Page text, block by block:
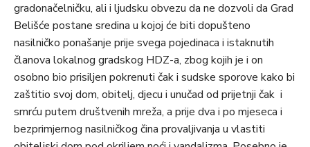
gradonačelničku, ali i ljudsku obvezu da ne dozvoli da Grad
Belišće postane sredina u kojoj će biti dopušteno
nasilničko ponašanje prije svega pojedinaca i istaknutih
članova lokalnog gradskog HDZ-a, zbog kojih je i on
osobno bio prisiljen pokrenuti čak i sudske sporove kako bi
zaštitio svoj dom, obitelj, djecu i unučad od prijetnji čak i
smrću putem društvenih mreža, a prije dva i po mjeseca i
bezprimjernog nasilničkog čina provaljivanja u vlastiti